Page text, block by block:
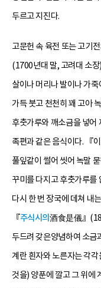
두르고 지진다.
고문헌 속 육전 또는 고기
(1700년대 말, 고려대 소
살이나 머리나 발이나 가
가득 붓고 천천히 꽤 고아
후춧가루와 깨소금을 넣어
족편과 같은 음식이다. 『
풀잎같이 썰어 씻어 녹말
꾸미를 다지고 후춧가루를
다시 한 번 장국에 데쳐 내
『주식시의酒食是儀』
두드려 갖은양념하여 소금
계란 흰자와 노른자는 각
것을) 양푼에 깔고 그 위에